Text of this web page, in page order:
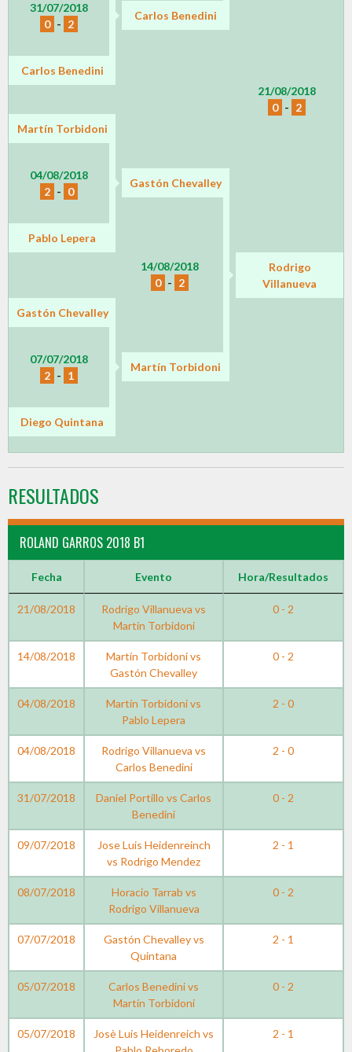
21/08/2018
0 - 2
31/07/2018
0 - 2
Carlos Benedini
Carlos Benedini
Martín Torbidoni
04/08/2018
2 - 0
Gastón Chevalley
14/08/2018
0 - 2
Pablo Lepera
Rodrigo
Villanueva
Gastón Chevalley
07/07/2018
2 - 1
Martín Torbidoni
Diego Quintana
RESULTADOS
ROLAND GARROS 2018 B1
Fecha Evento Hora/Resultados
21/08/2018
Rodrigo Villanueva vs
Martín Torbidoni
0 - 2
14/08/2018
Martín Torbidoni vs
Gastón Chevalley
0 - 2
04/08/2018
Martín Torbidoni vs
Pablo Lepera
2 - 0
04/08/2018
Rodrigo Villanueva vs
Carlos Benedini
2 - 0
31/07/2018
Daniel Portillo vs Carlos
Benedini
0 - 2
09/07/2018
Jose Luis Heidenreinch
vs Rodrigo Mendez
2 - 1
08/07/2018
Horacio Tarrab vs
Rodrigo Villanueva
0 - 2
07/07/2018
Gastón Chevalley vs
Quintana
2 - 1
05/07/2018
Carlos Benedini vs
Martín Torbidoni
0 - 2
05/07/2018
Josè Luis Heidenreich vs
2 - 1